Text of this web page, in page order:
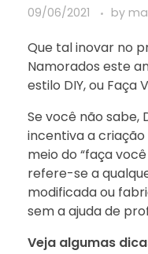
09/06/2021 by
Que tal inovar no
Namorados este
estilo DIY, ou Faça
Se você não sabe,
incentiva a
meio do “faça
refere-se a
modificada ou
sem a ajuda de
Veja algumas